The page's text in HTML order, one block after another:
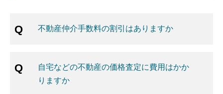
不動産仲介手数料の割引はありますか
自宅などの不動産の価格査定に費用はかか
りますか